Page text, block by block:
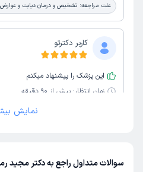
علت مراجعه: تشخیص و درمان دیابت و
کاربر دکترتو
این پزشک را پیشنهاد میکنم
زمان انتظار: بیش از 90 دقیقه
تشخیص دکتر برای تیرویید عالی
نمایش
سوالات متداول راجع به دکتر مجید